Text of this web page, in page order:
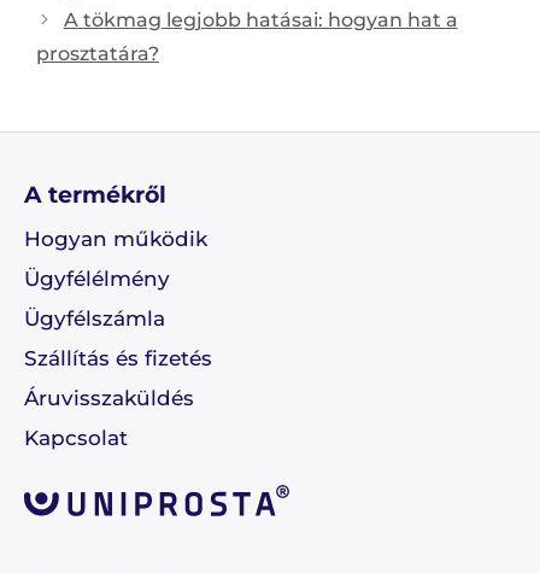
A tökmag legjobb hatásai: hogyan hat a
prosztatára?
A termékről
Hogyan működik
Ügyfélélmény
Ügyfélszámla
Szállítás és fizetés
Áruvisszaküldés
Kapcsolat